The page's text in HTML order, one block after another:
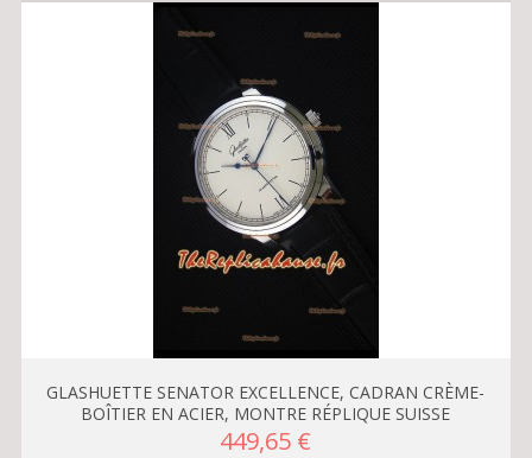
GLASHUETTE SENATOR EXCELLENCE, CADRAN CRÈME-
BOÎTIER EN ACIER, MONTRE RÉPLIQUE SUISSE
449,65 €